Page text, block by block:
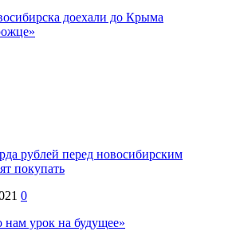
доехали до Крыма
рублей перед новосибирским
покупать
0
урок на будущее»